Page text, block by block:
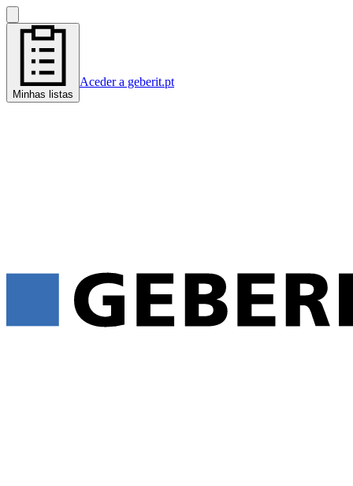
Minhas listas
Aceder a geberit.pt